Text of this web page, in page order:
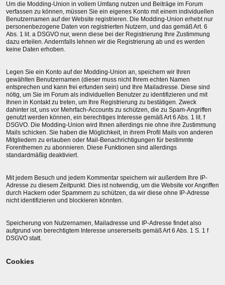
Um die Modding-Union in vollem Umfang nutzen und Beiträge im Forum
verfassen zu können, müssen Sie ein eigenes Konto mit einem individuellen
Benutzernamen auf der Website registrieren. Die Modding-Union erhebt nur
personenbezogene Daten von registrierten Nutzern, und das gemäß Art. 6
Abs. 1 lit. a DSGVO nur, wenn diese bei der Registrierung Ihre Zustimmung
dazu erteilen. Andernfalls lehnen wir die Registrierung ab und es werden
keine Daten erhoben.
Legen Sie ein Konto auf der Modding-Union an, speichern wir Ihren
gewählten Benutzernamen (dieser muss nicht Ihrem echten Namen
entsprechen und kann frei erfunden sein) und Ihre Mailadresse. Diese sind
nötig, um Sie im Forum als individuellen Benutzer zu identifizieren und mit
Ihnen in Kontakt zu treten, um Ihre Registrierung zu bestätigen. Zweck
dahinter ist, uns vor Mehrfach-Accounts zu schützen, die zu Spam-Angriffen
genutzt werden können, ein berechtiges Interesse gemäß Art 6 Abs. 1 lit. f
DSGVO. Die Modding-Union wird Ihnen allerdings nie ohne ihre Zustimmung
Mails schicken. Sie haben die Möglichkeit, in ihrem Profil Mails von anderen
Mitgliedern zu erlauben oder Mail-Benachrichtigungen für bestimmte
Forenthemen zu abonnieren. Diese Funktionen sind allerdings
standardmäßig deaktiviert.
Mit jedem Besuch und jedem Kommentar speichern wir außerdem Ihre IP-
Adresse zu diesem Zeitpunkt. Dies ist notwendig, um die Website vor Angriffen
durch Hackern oder Spammern zu schützen, da wir diese ohne IP-Adresse
nicht identifizieren und blockieren könnten.
Speicherung von Nutzernamen, Mailadresse und IP-Adresse findet also
aufgrund von berechtigtem Interesse unsererseits gemäß Art 6 Abs. 1 S. 1 f
DSGVO statt.
Cookies